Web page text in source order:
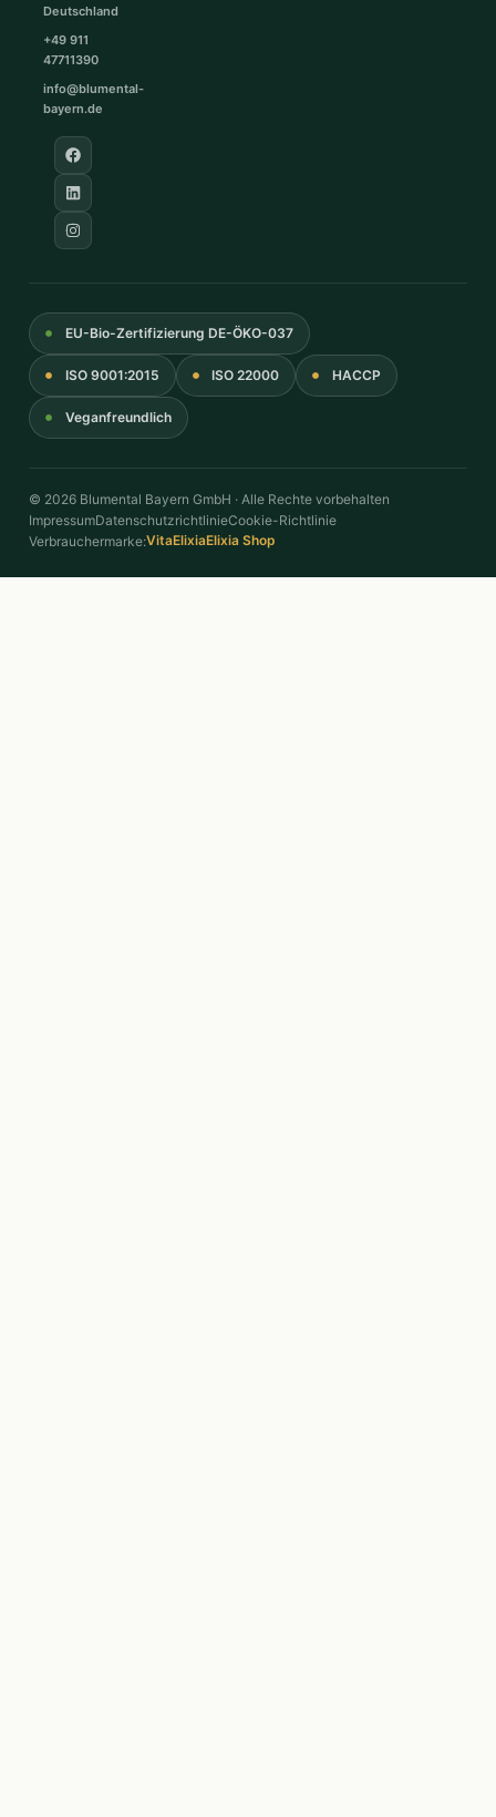
Deutschland
+49 911
47711390
info@blumental-
bayern.de
EU-Bio-Zertifizierung DE-ÖKO-037
ISO 9001:2015 ISO 22000 HACCP
Veganfreundlich
© 2026 Blumental Bayern GmbH · Alle Rechte vorbehalten
ImpressumDatenschutzrichtlinieCookie-Richtlinie
Verbrauchermarke:VitaElixiaElixia Shop